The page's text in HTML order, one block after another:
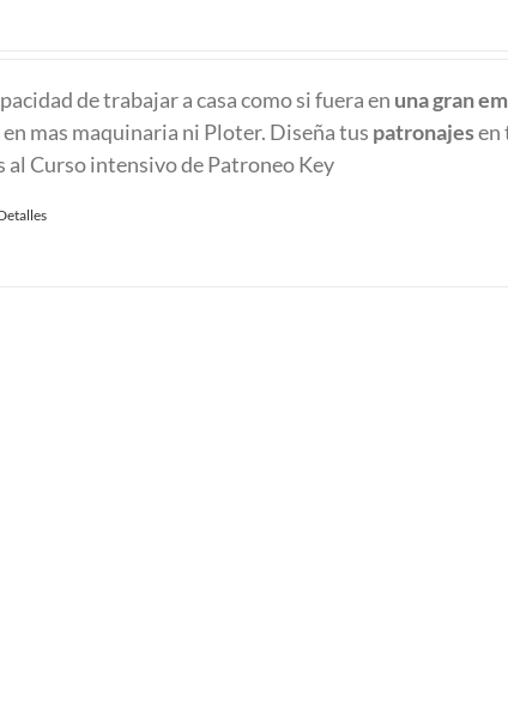
de trabajar a casa como si fuera en una gran
mas maquinaria ni Ploter. Diseña tus patronajesen
al Curso intensivo de Patroneo Key